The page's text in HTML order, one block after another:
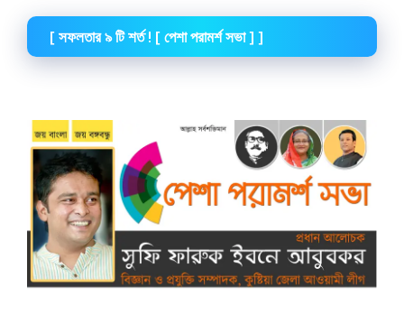
[ সফলতার ৯ টি শর্ত ! [ পেশা পরামর্শ সভা ] ]